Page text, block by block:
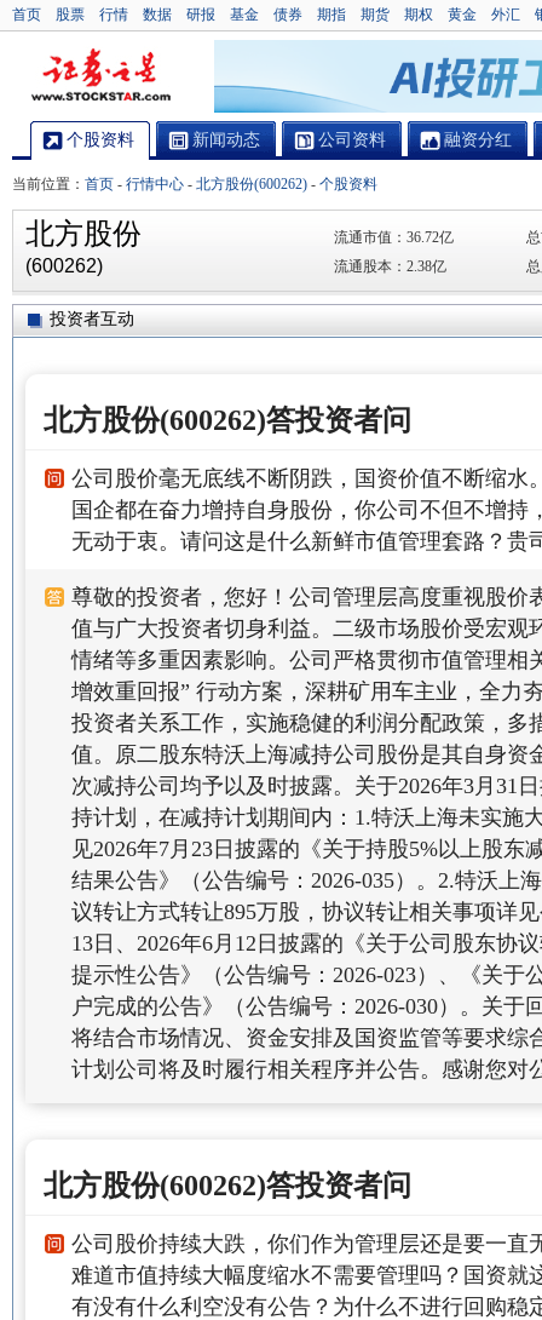
首页 股票 行情 数据 研报 基金 债券 期指 期货 期权 黄金 外汇
个股资料 新闻动态 公司资料 融资分红
当前位置： 首页 - 行情中心 - 北方股份(600262) - 个股资料
北方股份
(600262)
流通市值： 36.72亿
流通股本： 2.38亿
投资者互动
北方股份(600262)答投资者问
公司股价毫无底线不断阴跌，国资价值不断缩水
国企都在奋力增持自身股份，你公司不但不增持
无动于衷。请问这是什么新鲜市值管理套路？贵
尊敬的投资者，您好！公司管理层高度重视股价
值与广大投资者切身利益。二级市场股价受宏观
情绪等多重因素影响。公司严格贯彻市值管理相
增效重回报” 行动方案，深耕矿用车主业，全力
投资者关系工作，实施稳健的利润分配政策，多
值。原二股东特沃上海减持公司股份是其自身资
次减持公司均予以及时披露。关于2026年3月31
持计划，在减持计划期间内：1.特沃上海未实施
见2026年7月23日披露的《关于持股5%以上股东
结果公告》（公告编号：2026-035）。2.特沃上
议转让方式转让895万股，协议转让相关事项详
13日、2026年6月12日披露的《关于公司股东协
提示性公告》（公告编号：2026-023）、《关于
户完成的公告》（公告编号：2026-030）。关于
将结合市场情况、资金安排及国资监管等要求综
计划公司将及时履行相关程序并公告。感谢您对
北方股份(600262)答投资者问
公司股价持续大跌，你们作为管理层还是要一直
难道市值持续大幅度缩水不需要管理吗？国资就
有没有什么利空没有公告？为什么不进行回购稳